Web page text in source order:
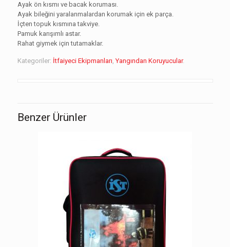
Ayak ön kısmı ve bacak koruması.
Ayak bileğini yaralanmalardan korumak için ek parça.
İçten topuk kısmına takviye.
Pamuk karışımlı astar.
Rahat giymek için tutamaklar.
Kategoriler: İtfaiyeci Ekipmanları,Yangından Koruyucular.
Benzer Ürünler